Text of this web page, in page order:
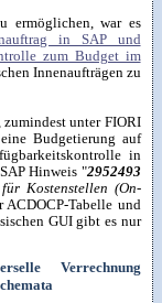
ermöglichen, war es
in SAP und
zum Budget im
Innenaufträgen zu
unter FIORI
Budgetierung auf
in
Hinweis "2952493
Kostenstellen (On-
ACDOCP-Tabelle und
GUI gibt es nur
Verrechnung